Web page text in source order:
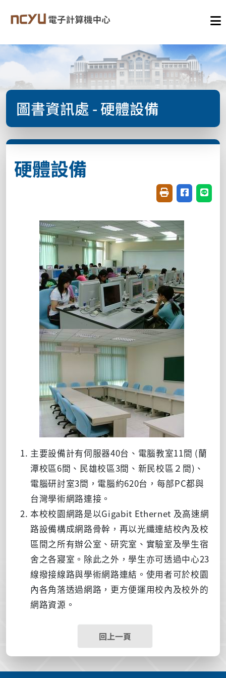
圖書資訊處 - 硬體設備
硬體設備
友善列印(開新視
分享至臉書
分享
主要設備計有伺服器40台、電腦教室11間 (蘭
潭校區6間、民雄校區3間、新民校區２間)、
電腦研討室3間，電腦約620台，每部PC都與
台灣學術網路連接。
本校校園網路是以Gigabit Ethernet 及高速網
路設備構成網路骨幹，再以光纖連結校內及校
區間之所有辦公室、研究室、實驗室及學生宿
舍之各寢室。除此之外，學生亦可透過中心23
線撥接線路與學術網路連結。使用者可於校園
內各角落透過網路，更方便運用校內及校外的
網路資源。
回上一頁